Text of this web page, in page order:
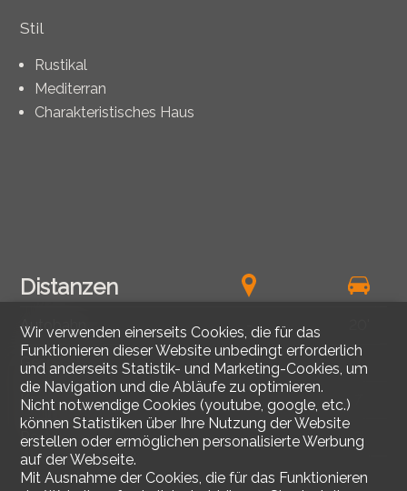
Stil
Rustikal
Mediterran
Charakteristisches Haus
Distanzen
Autobahn
Geschäfte - 7'
Krankenhaus -
Restaurants - 2'
Wir verwenden einerseits Cookies, die für das
Funktionieren dieser Website unbedingt erforderlich
und anderseits Statistik- und Marketing-Cookies, um
die Navigation und die Abläufe zu optimieren.
Nicht notwendige Cookies (youtube, google, etc.)
können Statistiken über Ihre Nutzung der Website
erstellen oder ermöglichen personalisierte Werbung
auf der Webseite.
Mit Ausnahme der Cookies, die für das Funktionieren